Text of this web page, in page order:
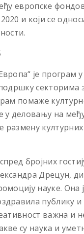
европске
и који се
је програм
секторима
помаже
у деловању на
бројних
Дрецун,
науке. Она
публику
важна и
су наука и